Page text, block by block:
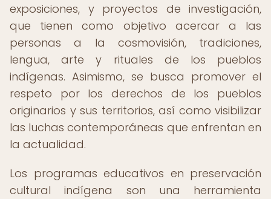
exposiciones, y proyectos de investigación,
que tienen como objetivo acercar a las
personas a la cosmovisión, tradiciones,
lengua, arte y rituales de los pueblos
indígenas. Asimismo, se busca promover el
respeto por los derechos de los pueblos
originarios y sus territorios, así como visibilizar
las luchas contemporáneas que enfrentan en
la actualidad.
Los programas educativos en preservación
cultural indígena son una herramienta